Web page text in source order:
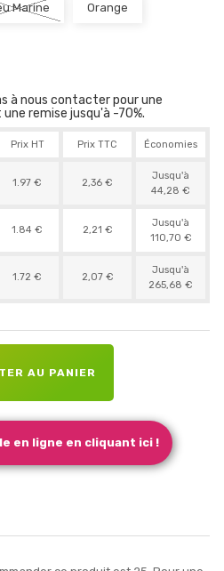
Marine Orange
à nous contacter pour une
remise jusqu'à -70%.
Prix HT Prix TTC Économies
1.97 € 2,36 €
Jusqu'à
44,28 €
1.84 € 2,21 €
Jusqu'à
110,70 €
1.72 € 2,07 €
Jusqu'à
265,68 €
AU PANIER
en ligne en cliquant ici !